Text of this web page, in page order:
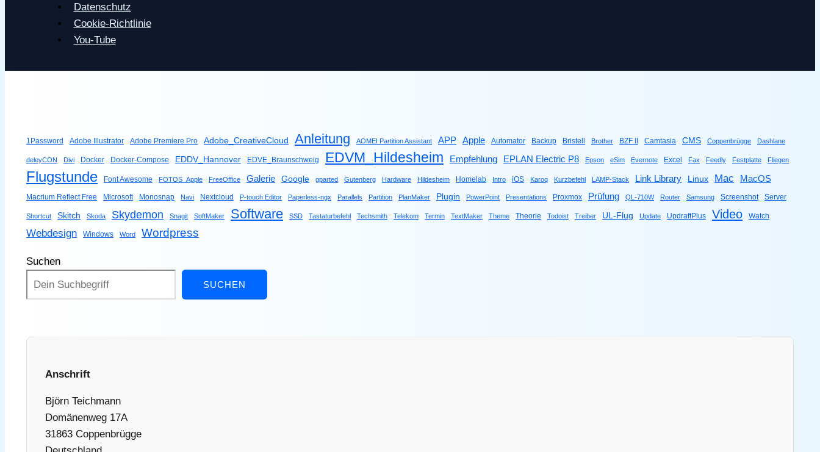
FreeOffice
Datenschutz
Cookie-Richtlinie
You-Tube
1Password Adobe Illustrator Adobe Premiere Pro Adobe_CreativeCloud Anleitung AOMEI Partition Assistant APP Apple Automator Backup Bristell Brother BZF II Camtasia CMS Coppenbrügge Dashlane
deleyCON Divi Docker Docker-Compose EDDV_Hannover EDVE_Braunschweig EDVM_Hildesheim Empfehlung EPLAN Electric P8 Epson eSim Evernote Excel Fax Feedly Festplatte Fliegen
Flugstunde Font Awesome FOTOS_Apple FreeOffice Galerie Google gparted Gutenberg Hardware Hildesheim Homelab Intro iOS Karoq Kurzbefehl LAMP-Stack Link Library Linux Mac MacOS
Macrium Reflect Free Microsoft Monosnap Navi Nextcloud P-touch Editor Paperless-ngx Parallels Partition PlanMaker Plugin PowerPoint Presentations Proxmox Prüfung QL-710W Router Samsung Screenshot Server
Shortcut Skitch Skoda Skydemon Snagit SoftMaker Software SSD Tastaturbefehl Techsmith Telekom Termin TextMaker Theme Theorie Todoist Treiber UL-Flug Update UpdraftPlus Video Watch
Webdesign Windows Word Wordpress
Suchen
SUCHEN
Anschrift
Björn Teichmann
Domänenweg 17A
31863 Coppenbrügge